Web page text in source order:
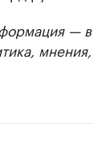
— в
мнения,